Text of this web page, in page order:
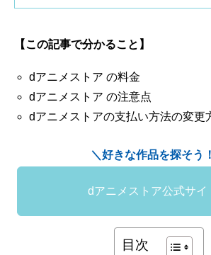
【この記事で分かること】
dアニメストア の料金
dアニメストア の注意点
dアニメストアの支払い方法の変更
＼好きな作品を探そう
dアニメストア公式サイ
目次